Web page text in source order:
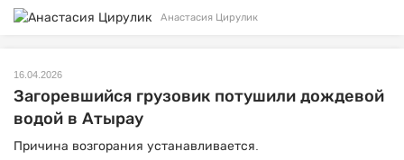
Анастасия Цирулик
16.04.2026
Загоревшийся грузовик потушили дождевой
водой в Атырау
Причина возгорания устанавливается.